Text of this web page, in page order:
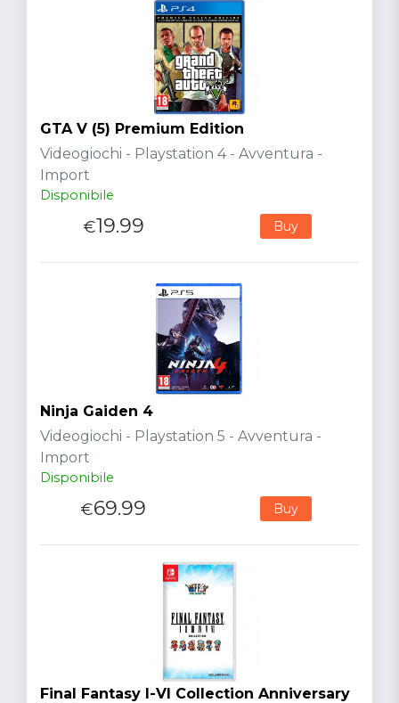
GTA V (5) Premium Edition
Videogiochi - Playstation 4 - Avventura -
Import
Disponibile
€19.99 Buy
Ninja Gaiden 4
Videogiochi - Playstation 5 - Avventura -
Import
Disponibile
€69.99 Buy
Final Fantasy I-VI Collection Anniversary